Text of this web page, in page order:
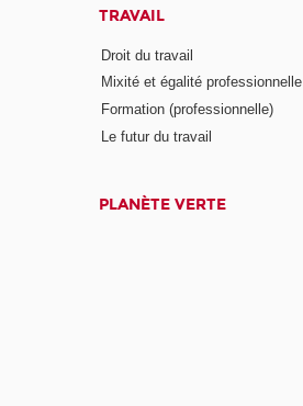
TRAVAIL
Droit du travail
Mixité et égalité professionnelle
Formation (professionnelle)
Le futur du travail
PLANÈTE VERTE